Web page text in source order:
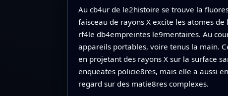
Au cb4ur de le2histoire se trouve la
faisceau de rayons X excite les atomes
rf4le db4empreintes le9mentaires. Au
appareils portables, voire tenus la main.
en projetant des rayons X sur la surface
enqueates policie8res, mais elle a aussi
regard sur des matie8res complexes.